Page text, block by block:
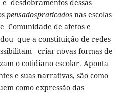
desdobramentos dessas
pensadospraticados nas escolas
Comunidade de afetos e
que a constituição de redes
criar novas formas de
o cotidiano escolar. Aponta
e suas narrativas, são como
como expressão das